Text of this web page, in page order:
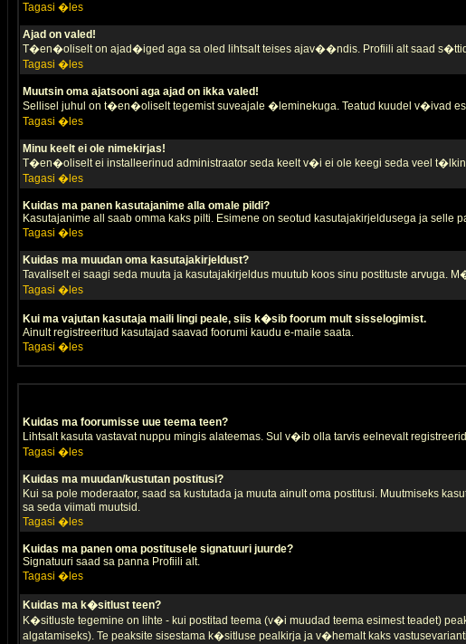
Tagasi �les
Ajad on valed!
T�en�oliselt on ajad�iged aga sa oled lihtsalt teises ajav��ndis. Profiili alt saad
Tagasi �les
Muutsin oma ajatsooni aga ajad on ikka valed!
Sellisel juhul on t�en�oliselt tegemist suveajale �leminekuga. Teatud kuudel v�ivad
Tagasi �les
Minu keelt ei ole nimekirjas!
T�en�oliselt ei installeerinud administraator seda keelt v�i ei ole keegi seda veel
Tagasi �les
Kuidas ma panen kasutajanime alla omale pildi?
Kasutajanime all saab omma kaks pilti. Esimene on seotud kasutajakirjeldusega ja selle
Tagasi �les
Kuidas ma muudan oma kasutajakirjeldust?
Tavaliselt ei saagi seda muuta ja kasutajakirjeldus muutub koos sinu postituste
Tagasi �les
Kui ma vajutan kasutaja maili lingi peale, siis k�sib foorum mult sisselogimist.
Ainult registreeritud kasutajad saavad foorumi kaudu e-maile saata.
Tagasi �les
Kuidas ma foorumisse uue teema teen?
Lihtsalt kasuta vastavat nuppu mingis alateemas. Sul v�ib olla tarvis eelnevalt
Tagasi �les
Kuidas ma muudan/kustutan postitusi?
Kui sa pole moderaator, saad sa kustutada ja muuta ainult oma postitusi. Muutmiseks
sa seda viimati muutsid.
Tagasi �les
Kuidas ma panen oma postitusele signatuuri juurde?
Signatuuri saad sa panna Profiili alt.
Tagasi �les
Kuidas ma k�sitlust teen?
K�sitluste tegemine on lihte - kui postitad teema (v�i muudad teema esimest teadet)
algatamiseks). Te peaksite sisestama k�sitluse pealkirja ja v�hemalt kaks